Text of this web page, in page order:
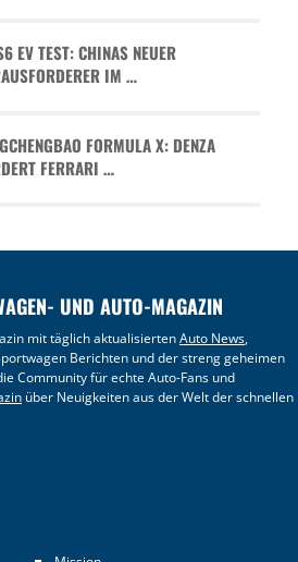
EV TEST: CHINAS NEUER
IM …
FORMULA X: DENZA
FERRARI …
UND AUTO-MAGAZIN
mit täglich aktualisiertenAuto News,
Berichten und der streng geheimen
Community für echte Auto-Fans und
über Neuigkeiten aus der Welt der schnellen